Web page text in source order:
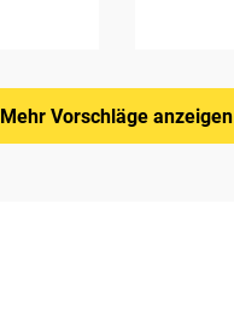
Mehr Vorschläge anzeigen